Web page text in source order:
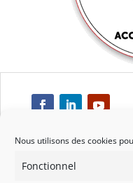
Nous utilisons des cookies
Fonctionnel
Respect